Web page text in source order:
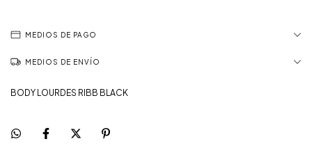
MEDIOS DE PAGO
MEDIOS DE ENVÍO
BODY LOURDES RIBB BLACK